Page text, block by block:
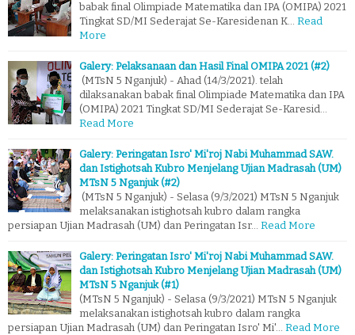
babak final Olimpiade Matematika dan IPA (OMIPA) 2021
Tingkat SD/MI Sederajat Se-Karesidenan K… Read
More
Galery: Pelaksanaan dan Hasil Final OMIPA 2021 (#2)
(MTsN 5 Nganjuk) - Ahad (14/3/2021). telah
dilaksanakan babak final Olimpiade Matematika dan IPA
(OMIPA) 2021 Tingkat SD/MI Sederajat Se-Karesid…
Read More
Galery: Peringatan Isro' Mi'roj Nabi Muhammad SAW.
dan Istighotsah Kubro Menjelang Ujian Madrasah (UM)
MTsN 5 Nganjuk (#2)
(MTsN 5 Nganjuk) - Selasa (9/3/2021) MTsN 5 Nganjuk
melaksanakan istighotsah kubro dalam rangka
persiapan Ujian Madrasah (UM) dan Peringatan Isr… Read More
Galery: Peringatan Isro' Mi'roj Nabi Muhammad SAW.
dan Istighotsah Kubro Menjelang Ujian Madrasah (UM)
MTsN 5 Nganjuk (#1)
(MTsN 5 Nganjuk) - Selasa (9/3/2021) MTsN 5 Nganjuk
melaksanakan istighotsah kubro dalam rangka
persiapan Ujian Madrasah (UM) dan Peringatan Isro' Mi'… Read More